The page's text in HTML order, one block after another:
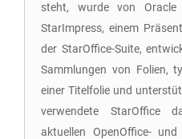
steht, wurde von
StarImpress, einem
der StarOffice-Suite,
Sammlungen von Folien,
einer Titelfolie und
verwendete StarOffice
aktuellen OpenOffice- und